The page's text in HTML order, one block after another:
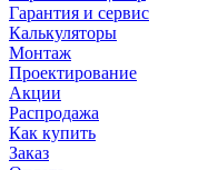
Гарантия и сервис
Калькуляторы
Монтаж
Проектирование
Акции
Распродажа
Как купить
Заказ